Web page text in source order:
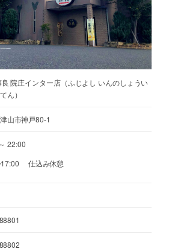
院庄インター店（ふじよし いんのしょうい
ん）
山市神戸80-1
22:00
仕込み休憩